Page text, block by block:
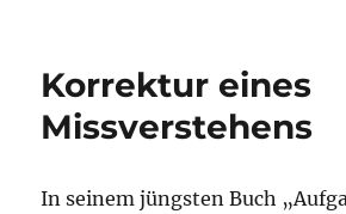
Korrektur eines
Missverstehens
In seinem jüngsten Buch